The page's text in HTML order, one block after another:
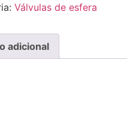
Válvulas de esfera
adicional